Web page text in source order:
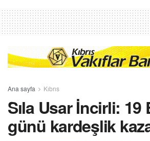
Ana sayfa Kıbrıs
Sıla Usar İncirli: 19
günü kardeşlik